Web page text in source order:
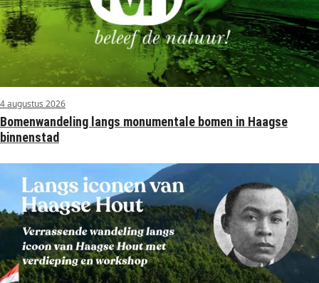
4 augustus 2026
Bomenwandeling langs monumentale bomen in Haagse
binnenstad